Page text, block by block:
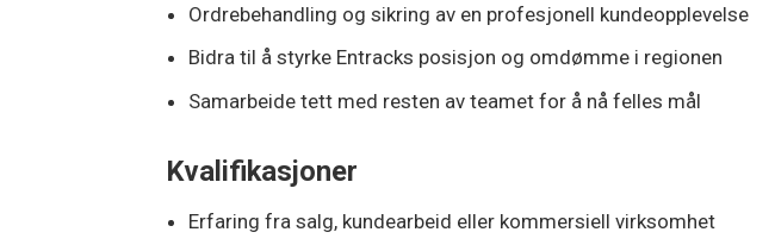
Ordrebehandling og sikring av en profesjonell kundeopplevelse
Bidra til å styrke Entracks posisjon og omdømme i regionen
Samarbeide tett med resten av teamet for å nå felles mål
Kvalifikasjoner
Erfaring fra salg, kundearbeid eller kommersiell virksomhet